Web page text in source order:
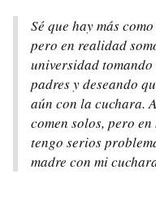
Sé que hay más
pero en realidad
universidad
padres y deseando
aún con la cuchara.
comen solos, pero
tengo serios
madre con mi